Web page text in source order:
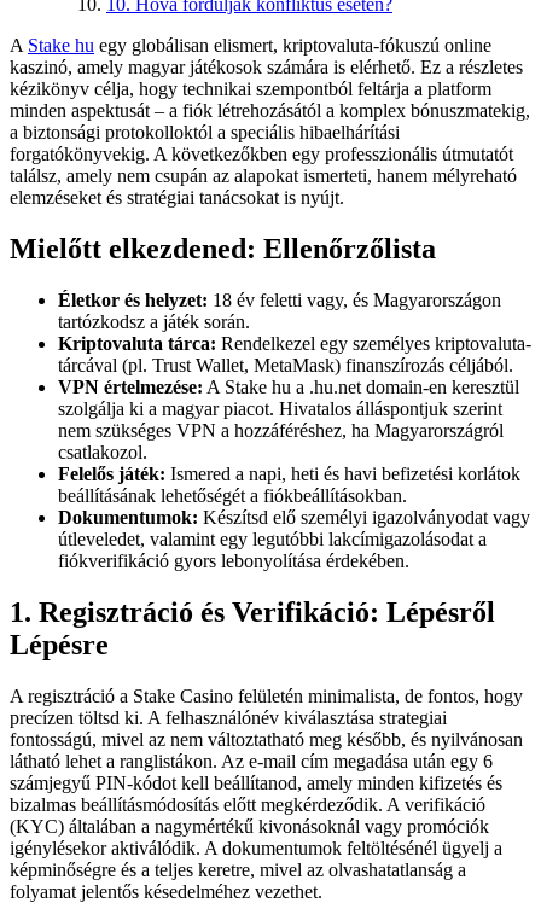
10. Hova forduljak konfliktus esetén?
A Stake hu egy globálisan elismert, kriptovaluta-fókuszú online
kaszinó, amely magyar játékosok számára is elérhető. Ez a részletes
kézikönyv célja, hogy technikai szempontból feltárja a platform
minden aspektusát – a fiók létrehozásától a komplex bónuszmatekig,
a biztonsági protokolloktól a speciális hibaelhárítási
forgatókönyvekig. A következőkben egy professzionális útmutatót
találsz, amely nem csupán az alapokat ismerteti, hanem mélyreható
elemzéseket és stratégiai tanácsokat is nyújt.
Mielőtt elkezdened: Ellenőrzőlista
Életkor és helyzet: 18 év feletti vagy, és Magyarországon
tartózkodsz a játék során.
Kriptovaluta tárca: Rendelkezel egy személyes kriptovaluta-
tárcával (pl. Trust Wallet, MetaMask) finanszírozás céljából.
VPN értelmezése: A Stake hu a .hu.net domain-en keresztül
szolgálja ki a magyar piacot. Hivatalos álláspontjuk szerint
nem szükséges VPN a hozzáféréshez, ha Magyarországról
csatlakozol.
Felelős játék: Ismered a napi, heti és havi befizetési korlátok
beállításának lehetőségét a fiókbeállításokban.
Dokumentumok: Készítsd elő személyi igazolványodat vagy
útleveledet, valamint egy legutóbbi lakcímigazolásodat a
fiókverifikáció gyors lebonyolítása érdekében.
1. Regisztráció és Verifikáció: Lépésről
Lépésre
A regisztráció a Stake Casino felületén minimalista, de fontos, hogy
precízen töltsd ki. A felhasználónév kiválasztása strategiai
fontosságú, mivel az nem változtatható meg később, és nyilvánosan
látható lehet a ranglistákon. Az e-mail cím megadása után egy 6
számjegyű PIN-kódot kell beállítanod, amely minden kifizetés és
bizalmas beállításmódosítás előtt megkérdeződik. A verifikáció
(KYC) általában a nagymértékű kivonásoknál vagy promóciók
igénylésekor aktiválódik. A dokumentumok feltöltésénél ügyelj a
képminőségre és a teljes keretre, mivel az olvashatatlanság a
folyamat jelentős késedelméhez vezethet.